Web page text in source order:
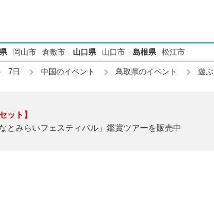
岡山市 倉敷市 山口県 山口市 島根県 松江市
7日 中国のイベント 鳥取県のイベント 遊ぶ
ット】
とみらいフェスティバル」鑑賞ツアーを販売中